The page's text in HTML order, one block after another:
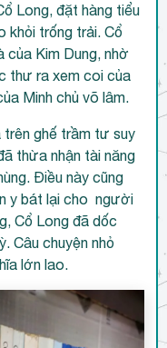
Long, đặt hàng tiểu
khỏi trống trải. Cổ
của Kim Dung, nhờ
thư ra xem coi của
Minh chủ võ lâm.
trên ghế trầm tư suy
thừa nhận tài năng
Điều này cũng
y bát lại cho người
Cổ Long đã dốc
Câu chuyện nhỏ
lớn lao.